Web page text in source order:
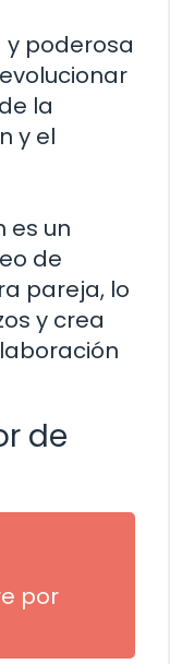
y poderosa
la
y el
es un
de
pareja, lo
y crea
de
por